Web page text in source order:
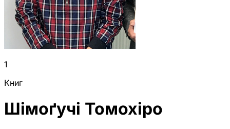
1
Книг
Шімоґучі Томохіро